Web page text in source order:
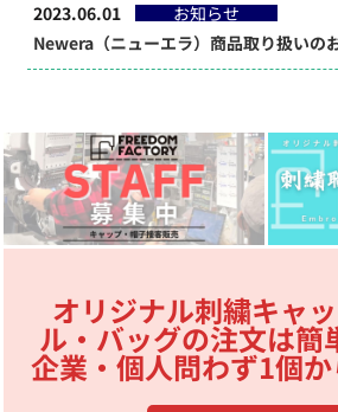
2023.06.01
お知らせ
Newera（ニューエラ）商品取り扱いの
オリジナル刺繍キャ
ル・バッグの注文は簡
企業・個人問わず1個か